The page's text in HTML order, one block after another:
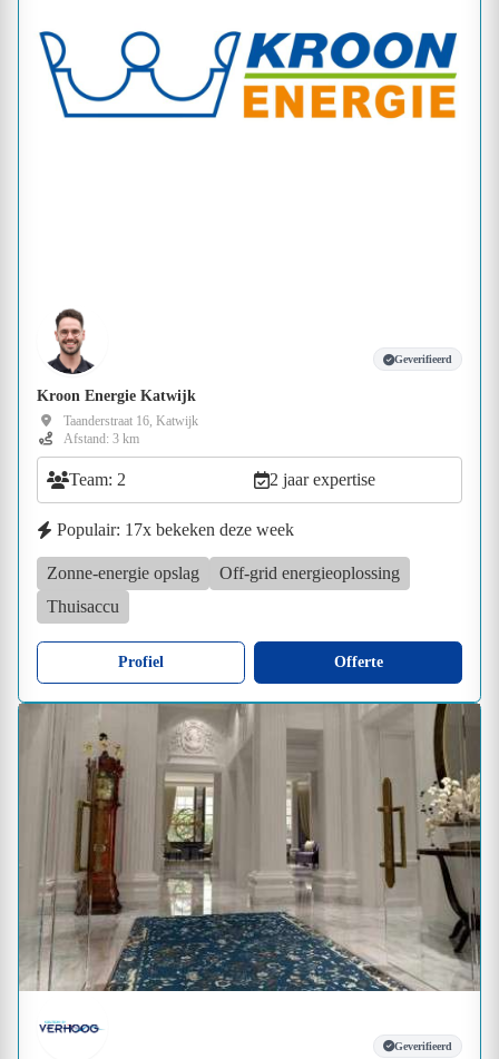
Geverifieerd
Kroon Energie Katwijk
Taanderstraat 16, Katwijk
Afstand: 3 km
Team: 2 2 jaar expertise
Populair: 17x bekeken deze week
Zonne-energie opslag
Off-grid energieoplossing
Thuisaccu
Profiel Offerte
Geverifieerd